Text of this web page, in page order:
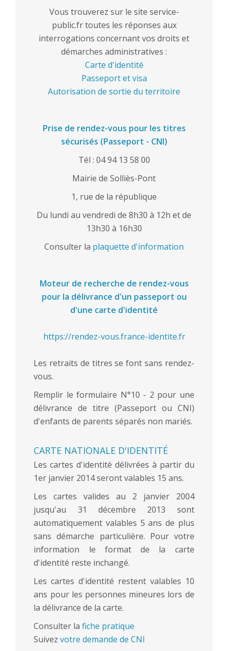
Vous trouverez sur le site service-
public.fr toutes les réponses aux
interrogations concernant vos droits et
démarches administratives :
Carte d'identité
Passeport et visa
Autorisation de sortie du territoire
Prise de rendez-vous pour les titres
sécurisés (Passeport - CNI)
Tél : 04 94 13 58 00
Mairie de Solliès-Pont
1, rue de la république
Du lundi au vendredi de 8h30 à 12h et de
13h30 à 16h30
Consulter la plaquette d'information
Moteur de recherche de rendez-vous
pour la délivrance d'un passeport ou
d'une carte d'identité
https://rendez-vous.france-identite.fr
Les retraits de titres se font sans rendez-
vous.
Remplir le formulaire N°10 - 2 pour une
délivrance de titre (Passeport ou CNI)
d'enfants de parents séparés non mariés.
CARTE NATIONALE D'IDENTITÉ
Les cartes d'identité délivrées à partir du
1er janvier 2014 seront valables 15 ans.
Les cartes valides au 2 janvier 2004
jusqu'au 31 décembre 2013 sont
automatiquement valables 5 ans de plus
sans démarche particulière. Pour votre
information le format de la carte
d'identité reste inchangé.
Les cartes d'identité restent valables 10
ans pour les personnes mineures lors de
la délivrance de la carte.
Consulter lafiche pratique
Suivezvotre demande de CNI